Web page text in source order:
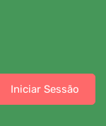
Iniciar Sessão